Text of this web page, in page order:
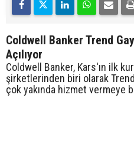
Coldwell Banker Trend
Açılıyor
Coldwell Banker, Kars'ın ilk
şirketlerinden biri olarak
çok yakında hizmet vermeye